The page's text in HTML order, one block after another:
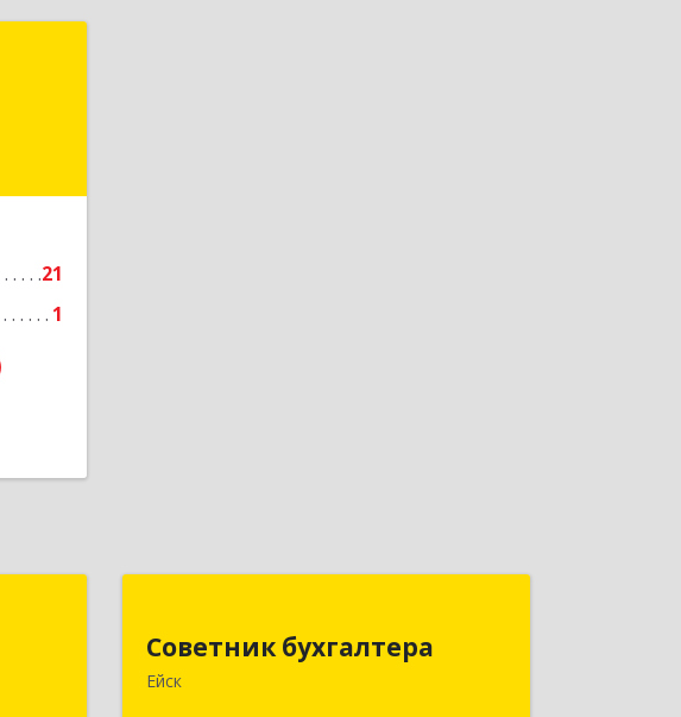
21
1
край,
ца,
Советник бухгалтера
Ейск
353691, Краснодарский край, Ейский